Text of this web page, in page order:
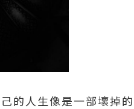
的人生像是一部壞掉